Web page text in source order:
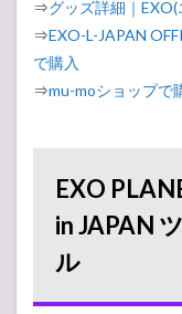
⇒グッズ詳細｜
⇒EXO-L-JAPAN
で購入
⇒mu-moショップで
EXO
in JAPAN
ル